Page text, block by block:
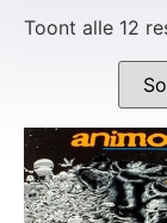
Toont alle 12